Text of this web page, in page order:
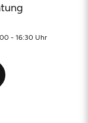
- 16:30 Uhr